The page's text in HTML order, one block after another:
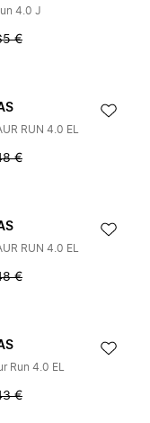
4.0 J
€
RUN 4.0 EL
€
RUN 4.0 EL
€
Run 4.0 EL
€